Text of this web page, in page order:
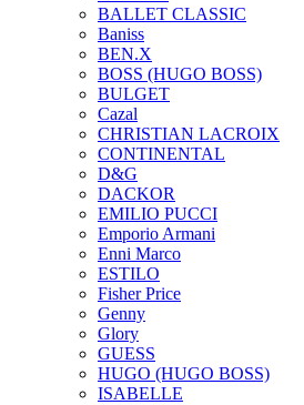
BALLET CLASSIC
Baniss
BEN.X
BOSS (HUGO BOSS)
BULGET
Cazal
CHRISTIAN LACROIX
CONTINENTAL
D&G
DACKOR
EMILIO PUCCI
Emporio Armani
Enni Marco
ESTILO
Fisher Price
Genny
Glory
GUESS
HUGO (HUGO BOSS)
ISABELLE